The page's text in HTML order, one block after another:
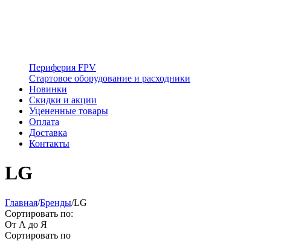
Периферия FPV
Стартовое оборудование и расходники
Новинки
Скидки и акции
Уцененные товары
Оплата
Доставка
Контакты
LG
Главная/Бренды/LG
Сортировать по:
От А до Я
Сортировать по